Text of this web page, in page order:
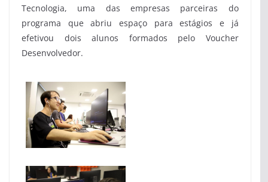
Tecnologia, uma das empresas parceiras do
programa que abriu espaço para estágios e já
efetivou dois alunos formados pelo Voucher
Desenvolvedor.